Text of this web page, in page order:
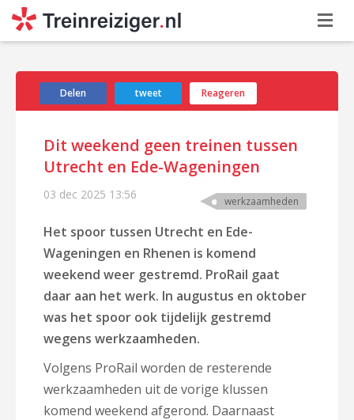
Delen tweet Reageren
Dit weekend geen treinen tussen
Utrecht en Ede-Wageningen
03 dec 2025 13:56 werkzaamheden
Het spoor tussen Utrecht en Ede-
Wageningen en Rhenen is komend
weekend weer gestremd. ProRail gaat
daar aan het werk. In augustus en oktober
was het spoor ook tijdelijk gestremd
wegens werkzaamheden.
Volgens ProRail worden de resterende
werkzaamheden uit de vorige klussen
komend weekend afgerond. Daarnaast